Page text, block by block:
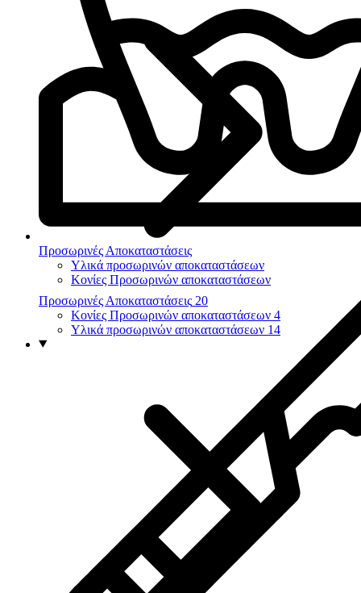
Προσωρινές Αποκαταστάσεις
Υλικά προσωρινών αποκαταστάσεων
Κονίες Προσωρινών αποκαταστάσεων
Προσωρινές Αποκαταστάσεις 20
Κονίες Προσωρινών αποκαταστάσεων 4
Υλικά προσωρινών αποκαταστάσεων 14